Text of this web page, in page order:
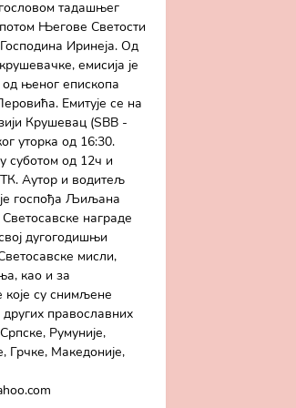
тадашњег
Његове Светости
Иринеја. Од
емисија је
њеног епископа
Емитује се на
Крушевац (SBB -
уторка од 16:30.
суботом од 12ч и
Аутор и водитељ
госпођа Љиљана
награде
дугогодишњи
мисли,
као и за
које су снимљене
православних
Румуније,
Грчке, Македоније,